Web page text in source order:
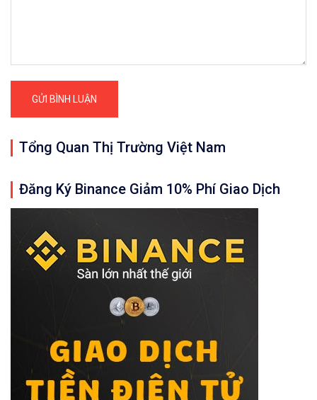
Tổng Quan Thị Trường Việt Nam
Đăng Ký Binance Giảm 10% Phí Giao Dịch